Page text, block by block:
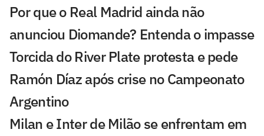
Por que o Real Madrid ainda não
anunciou Diomande? Entenda o impasse
Torcida do River Plate protesta e pede
Ramón Díaz após crise no Campeonato
Argentino
Milan e Inter de Milão se enfrentam em